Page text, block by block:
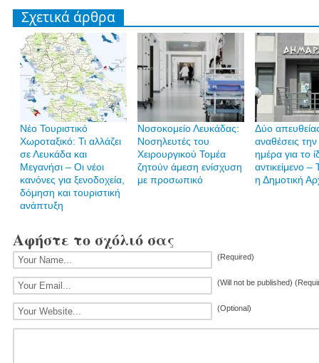
Σχετικά άρθρα
Νέο Τουριστικό
Χωροταξικό: Τι αλλάζει
σε Λευκάδα και
Μεγανήσι – Οι νέοι
κανόνες για ξενοδοχεία,
δόμηση και τουριστική
ανάπτυξη
Νοσοκομείο Λευκάδας:
Νοσηλευτές του
Χειρουργικού Τομέα
ζητούν άμεση ενίσχυση
με προσωπικό
Δύο
αναθέσεις την
ημέρα για το
αντικείμενο –
η Δημοτική
Αφήστε το σχόλιό σας
(Required)
(Will not be published)
(Optional)